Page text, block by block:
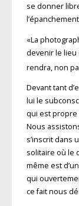
se donner
«La
devenir le lieu
rendra, non
Devant tant
lui le
qui est propre
Nous
s’inscrit dans
solitaire où le
même est
qui
ce fait nous